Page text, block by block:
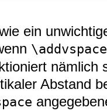
ein
\addvspace
nämlich
Abstand